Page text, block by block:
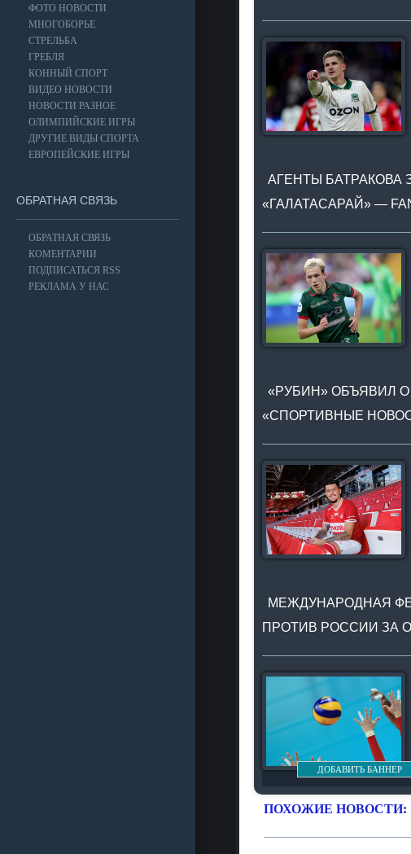
АГЕНТЫ БАТРАКОВА
«ГАЛАТАСАРАЙ» —
«РУБИН» ОБЪЯВИЛ
«СПОРТИВНЫЕ
МЕЖДУНАРОДНАЯ
ПРОТИВ РОССИИ ЗА
ДОБАВИТЬ БАННЕР
ПОХОЖИЕ НОВОСТИ:
ФОТО НОВОСТИ
МНОГОБОРЬЕ
СТРЕЛЬБА
ГРЕБЛЯ
КОННЫЙ СПОРТ
ВИДЕО НОВОСТИ
НОВОСТИ РАЗНОЕ
ОЛИМПИЙСКИЕ ИГРЫ
ДРУГИЕ ВИДЫ СПОРТА
ЕВРОПЕЙСКИЕ ИГРЫ
ОБРАТНАЯ СВЯЗЬ
ОБРАТНАЯ СВЯЗЬ
КОМЕНТАРИИ
ПОДПИСАТЬСЯ RSS
РЕКЛАМА У НАС